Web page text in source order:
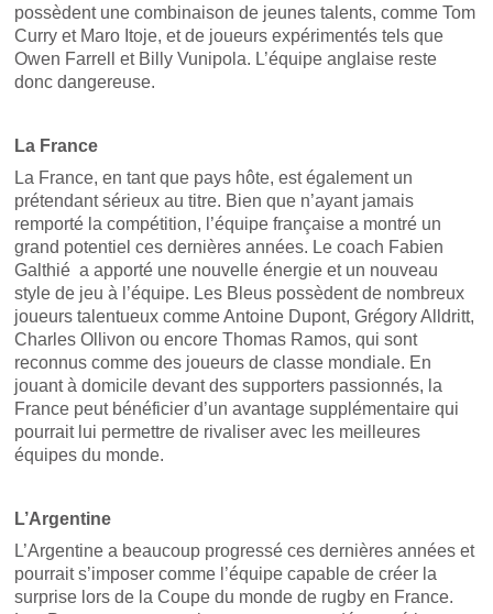
possèdent une combinaison de jeunes talents, comme Tom
Curry et Maro Itoje, et de joueurs expérimentés tels que
Owen Farrell et Billy Vunipola. L’équipe anglaise reste
donc dangereuse.
La France
La France, en tant que pays hôte, est également un
prétendant sérieux au titre. Bien que n’ayant jamais
remporté la compétition, l’équipe française a montré un
grand potentiel ces dernières années. Le coach Fabien
Galthié a apporté une nouvelle énergie et un nouveau
style de jeu à l’équipe. Les Bleus possèdent de nombreux
joueurs talentueux comme Antoine Dupont, Grégory Alldritt,
Charles Ollivon ou encore Thomas Ramos, qui sont
reconnus comme des joueurs de classe mondiale. En
jouant à domicile devant des supporters passionnés, la
France peut bénéficier d’un avantage supplémentaire qui
pourrait lui permettre de rivaliser avec les meilleures
équipes du monde.
L’Argentine
L’Argentine a beaucoup progressé ces dernières années et
pourrait s’imposer comme l’équipe capable de créer la
surprise lors de la Coupe du monde de rugby en France.